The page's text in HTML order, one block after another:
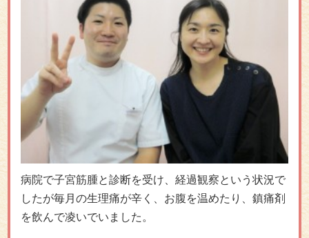
病院で子宮筋腫と診断を受け、経過観察という状況で
したが毎月の生理痛が辛く、お腹を温めたり、鎮痛剤
を飲んで凌いでいました。